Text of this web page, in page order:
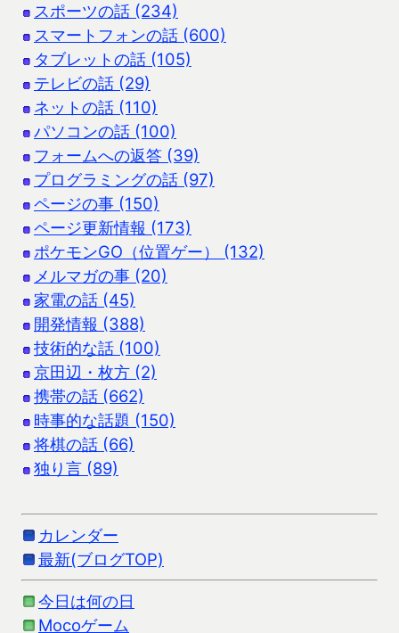
スポーツの話 (234)
スマートフォンの話 (600)
タブレットの話 (105)
テレビの話 (29)
ネットの話 (110)
パソコンの話 (100)
フォームへの返答 (39)
プログラミングの話 (97)
ページの事 (150)
ページ更新情報 (173)
ポケモンGO（位置ゲー） (132)
メルマガの事 (20)
家電の話 (45)
開発情報 (388)
技術的な話 (100)
京田辺・枚方 (2)
携帯の話 (662)
時事的な話題 (150)
将棋の話 (66)
独り言 (89)
カレンダー
最新(ブログTOP)
今日は何の日
Mocoゲーム